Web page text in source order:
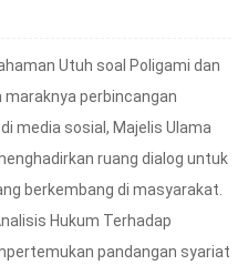
Utuh soal Poligami dan
maraknya perbincangan
media sosial, Majelis Ulama
ruang dialog untuk
berkembang di masyarakat.
Hukum Terhadap
pandangan syariat